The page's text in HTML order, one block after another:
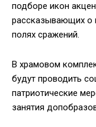
подборе икон
рассказывающих о
полях сражений.
В храмовом
будут проводить
патриотические
занятия